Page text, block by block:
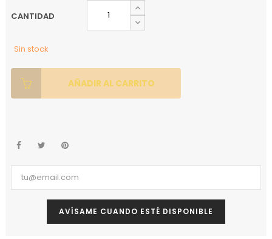
CANTIDAD
Sin stock
AÑADIR AL CARRITO
AVÍSAME CUANDO ESTÉ DISPONIBLE